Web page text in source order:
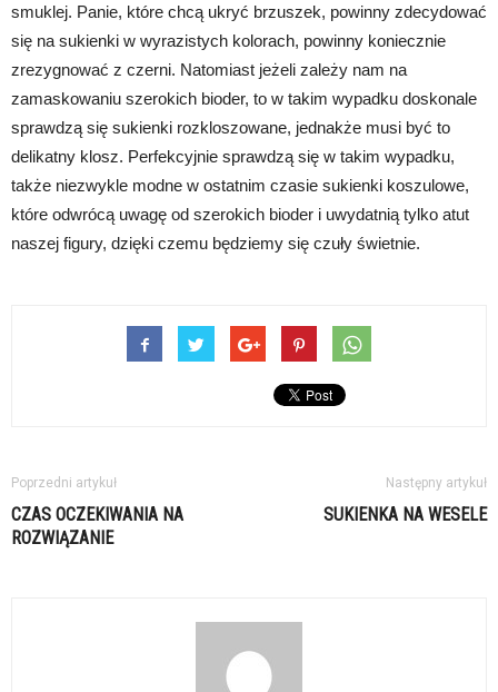
smuklej. Panie, które chcą ukryć brzuszek, powinny zdecydować
się na sukienki w wyrazistych kolorach, powinny koniecznie
zrezygnować z czerni. Natomiast jeżeli zależy nam na
zamaskowaniu szerokich bioder, to w takim wypadku doskonale
sprawdzą się sukienki rozkloszowane, jednakże musi być to
delikatny klosz. Perfekcyjnie sprawdzą się w takim wypadku,
także niezwykle modne w ostatnim czasie sukienki koszulowe,
które odwrócą uwagę od szerokich bioder i uwydatnią tylko atut
naszej figury, dzięki czemu będziemy się czuły świetnie.
Poprzedni artykuł
CZAS OCZEKIWANIA NA
ROZWIĄZANIE
Następny artykuł
SUKIENKA NA WESELE